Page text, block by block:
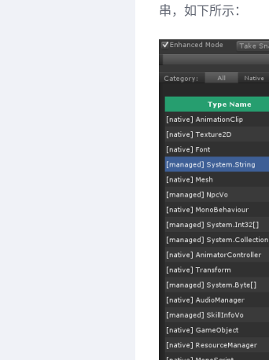
串，如下所示：